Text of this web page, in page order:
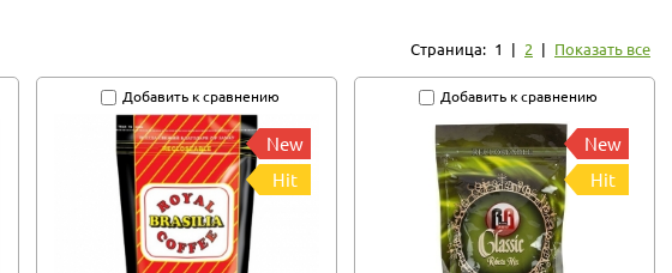
Страница: 1 | 2 | Показать все
Добавить к сравнению
New
Hit
Добавить к сравнению
New
Hit